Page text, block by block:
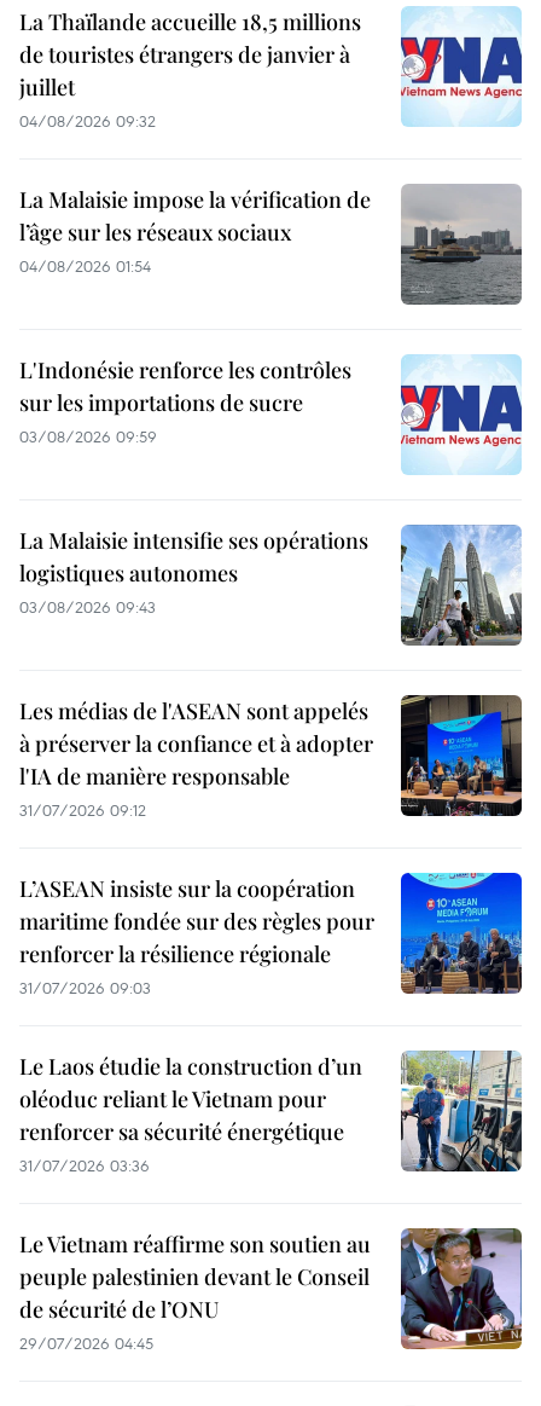
La Thaïlande accueille 18,5 millions
de touristes étrangers de janvier à
juillet
04/08/2026 09:32
La Malaisie impose la vérification de
l’âge sur les réseaux sociaux
04/08/2026 01:54
L'Indonésie renforce les contrôles
sur les importations de sucre
03/08/2026 09:59
La Malaisie intensifie ses opérations
logistiques autonomes
03/08/2026 09:43
Les médias de l'ASEAN sont appelés
à préserver la confiance et à adopter
l'IA de manière responsable
31/07/2026 09:12
L’ASEAN insiste sur la coopération
maritime fondée sur des règles pour
renforcer la résilience régionale
31/07/2026 09:03
Le Laos étudie la construction d’un
oléoduc reliant le Vietnam pour
renforcer sa sécurité énergétique
31/07/2026 03:36
Le Vietnam réaffirme son soutien au
peuple palestinien devant le Conseil
de sécurité de l’ONU
29/07/2026 04:45